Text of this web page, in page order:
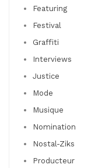
Featuring
Festival
Graffiti
Interviews
Justice
Mode
Musique
Nomination
Nostal-Ziks
Producteur